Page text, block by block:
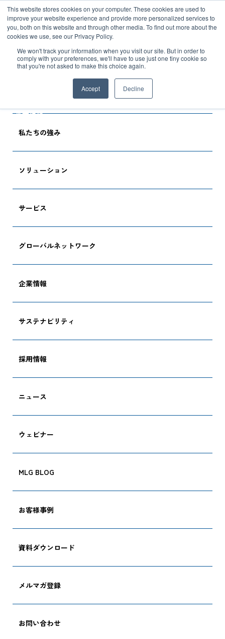
This website stores cookies on your computer. These cookies are used to
improve your website experience and provide more personalized services to
you, both on this website and through other media. To find out more about the
cookies we use, see our Privacy Policy.
We won't track your information when you visit our site. But in order to
comply with your preferences, we'll have to use just one tiny cookie so
that you're not asked to make this choice again.
Accept Decline
お知らせ
グローバルネットワーク
企業情報
サービス
お客様事例
TOP ニュース 商船三井ロジスティクス株式会社 役員人事内定の件
資料ダウンロード お問い合わせ
私たちの強み
ソリューション
サービス
グローバルネットワーク
企業情報
サステナビリティ
採用情報
ニュース
ウェビナー
MLG BLOG
お客様事例
資料ダウンロード
メルマガ登録
お問い合わせ